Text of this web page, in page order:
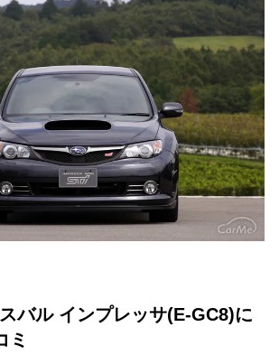
たま市在住／既婚 "配偶者"
スバル インプレッサ(DBA-GH2)につ
市在住／既婚 "配偶者・子1人"
スバル インプレッサ(CBA-GRB)につ
須賀市在住／未婚 ”両親・兄弟"
スバル インプレッサ(TA-GDA)につい
スバル インプレッサ(DBA-GH2)につ
バル インプレッサ(E-GC8)に
ミ